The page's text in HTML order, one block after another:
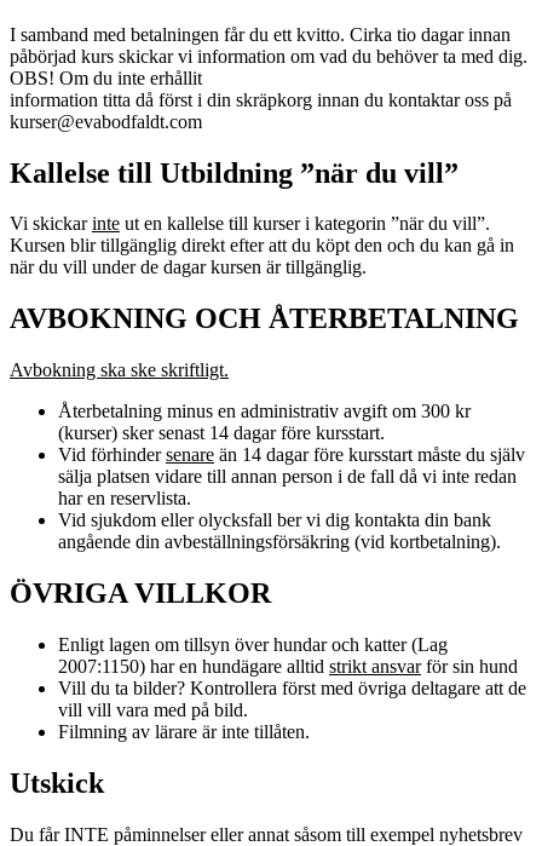
I samband med betalningen får du ett kvitto. Cirka tio dagar innan
påbörjad kurs skickar vi information om vad du behöver ta med dig.
OBS! Om du inte erhållit
information titta då först i din skräpkorg innan du kontaktar oss på
kurser@evabodfaldt.com
Kallelse till Utbildning ”när du vill”
Vi skickarinte ut en kallelse till kurser i kategorin ”när du vill”.
Kursen blir tillgänglig direkt efter att du köpt den och du kan gå in
när du vill under de dagar kursen är tillgänglig.
AVBOKNING OCH ÅTERBETALNING
Avbokning ska ske skriftligt.
Återbetalning minus en administrativ avgift om 300 kr
(kurser) sker senast 14 dagar före kursstart.
Vid förhindersenare än 14 dagar före kursstart måste du själv
sälja platsen vidare till annan person i de fall då vi inte redan
har en reservlista.
Vid sjukdom eller olycksfall ber vi dig kontakta din bank
angående din avbeställningsförsäkring (vid kortbetalning).
ÖVRIGA VILLKOR
Enligt lagen om tillsyn över hundar och katter (Lag
2007:1150) har en hundägare alltid strikt ansvarför sin hund
Vill du ta bilder? Kontrollera först med övriga deltagare att de
vill vill vara med på bild.
Filmning av lärare är inte tillåten.
Utskick
Du får INTE påminnelser eller annat såsom till exempel nyhetsbrev